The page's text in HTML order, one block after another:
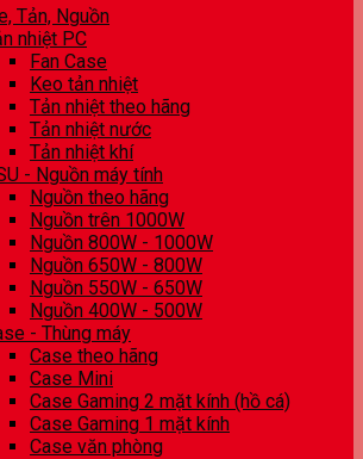
Tản, Nguồn
nhiệt PC
Fan Case
Keo tản nhiệt
Tản nhiệt theo hãng
Tản nhiệt nước
Tản nhiệt khí
- Nguồn máy tính
Nguồn theo hãng
Nguồn trên 1000W
Nguồn 800W - 1000W
Nguồn 650W - 800W
Nguồn 550W - 650W
Nguồn 400W - 500W
- Thùng máy
Case theo hãng
Case Mini
Case Gaming 2 mặt kính (hồ cá)
Case Gaming 1 mặt kính
Case văn phòng